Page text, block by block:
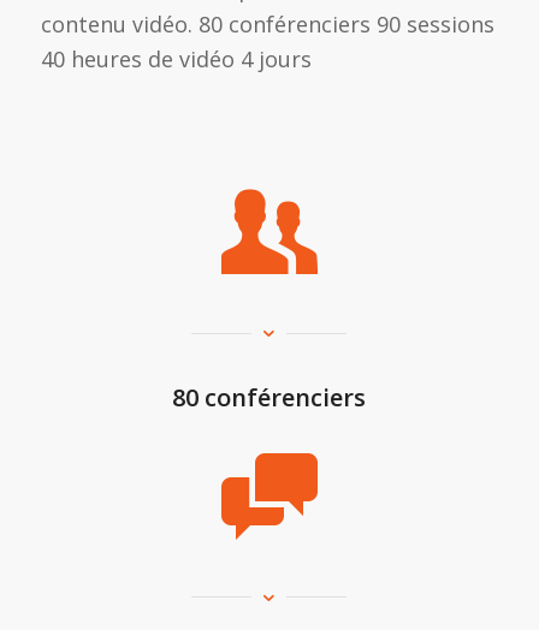
contenu vidéo. 80 conférenciers 90 sessions
40 heures de vidéo 4 jours
80 conférenciers